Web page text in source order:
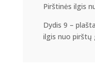
Pirštinės ilgis
Dydis 9 –
ilgis nuo pirštų